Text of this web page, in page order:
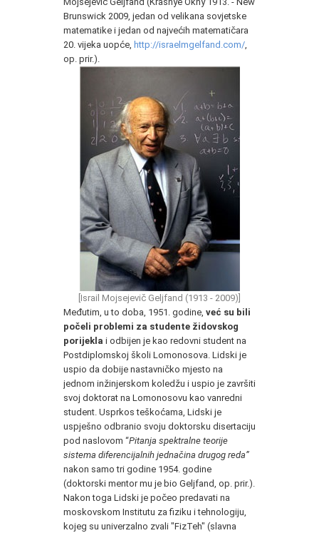
Brunswick 2009, jedan od velikana sovjetske
matematike i jedan od najvećih matematičara
20. vijeka uopće, http://israelmgelfand.com/,
op. prir.).
[Israil Mojsejevič Geljfand (1913 - 2009)]
Međutim, u to doba, 1951. godine, već su bili
počeli problemi za studente židovskog
porijekla i odbijen je kao redovni student na
Postdiplomskoj školi Lomonosova. Lidski je
uspio da dobije nastavničko mjesto na
jednom inžinjerskom koledžu i uspio je završiti
svoj doktorat na Lomonosovu kao vanredni
student. Usprkos teškoćama, Lidski je
uspješno odbranio svoju doktorsku disertaciju
pod naslovom “Pitanja spektralne teorije
sistema diferencijalnih jednačina drugog reda”
nakon samo tri godine 1954. godine
(doktorski mentor mu je bio Geljfand, op. prir.).
Nakon toga Lidski je počeo predavati na
moskovskom Institutu za fiziku i tehnologiju,
kojeg su univerzalno zvali "FizTeh" (slavna